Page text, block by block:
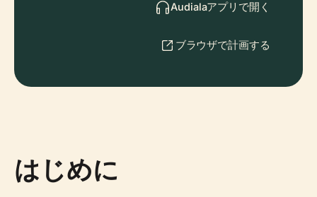
Audialaアプリで開く
ブラウザで計画する
はじめに